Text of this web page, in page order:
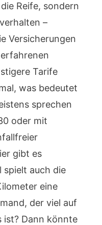
Reife, sondern
–
Versicherungen
Tarife
was bedeutet
sprechen
oder mit
gibt es
spielt auch die
eine
der viel auf
ist? Dann könnte